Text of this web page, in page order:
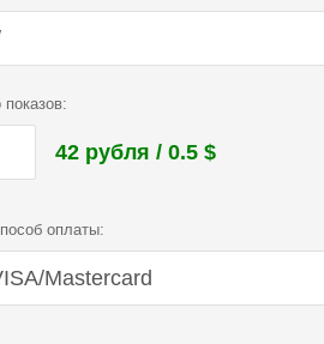
показов:
42 рубля / 0.5 $
оплаты: